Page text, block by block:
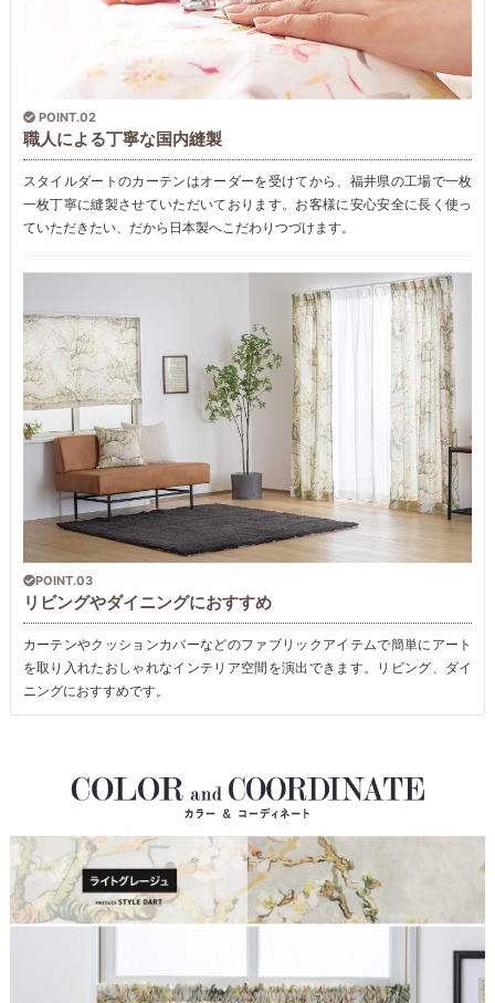
POINT.02
職人による丁寧な国内縫製
スタイルダートのカーテンはオーダーを受けてから、福井県の工場で一枚
一枚丁寧に縫製させていただいております。お客様に安心安全に長く使っ
ていただきたい、だから日本製へこだわりつづけます。
POINT.03
リビングやダイニングにおすすめ
カーテンやクッションカバーなどのファブリックアイテムで簡単にアート
を取り入れたおしゃれなインテリア空間を演出できます。リビング、ダイ
ニングにおすすめです。